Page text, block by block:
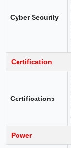
Cyber Security
Certification
Certifications
Power